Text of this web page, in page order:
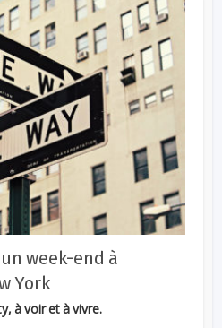
week-end à
York
à voir et à vivre.